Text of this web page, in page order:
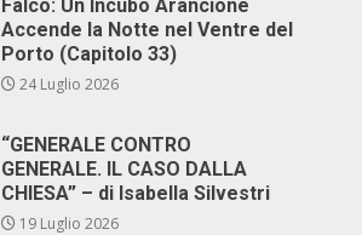
Falco: Un Incubo Arancione
Accende la Notte nel Ventre del
Porto (Capitolo 33)
24 Luglio 2026
“GENERALE CONTRO
GENERALE. IL CASO DALLA
CHIESA” – di Isabella Silvestri
19 Luglio 2026